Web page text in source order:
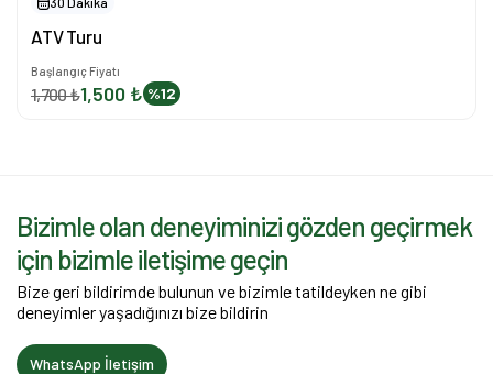
ATV Turu
Başlangıç Fiyatı
1,700 ₺1,500 ₺ %12
Bizimle olan deneyiminizi gözden geçirmek
için bizimle iletişime geçin
Bize geri bildirimde bulunun ve bizimle tatildeyken ne gibi
deneyimler yaşadığınızı bize bildirin
WhatsApp İletişim